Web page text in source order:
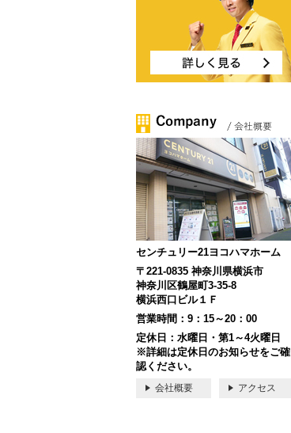
センチュリー21ヨコハマホーム
〒221-0835 神奈川県横浜市
神奈川区鶴屋町3-35-8
横浜西口ビル１Ｆ
営業時間：9：15～20：00
定休日：水曜日・第1～4火曜日
※詳細は定休日のお知らせをご確
認ください。
会社概要 アクセス